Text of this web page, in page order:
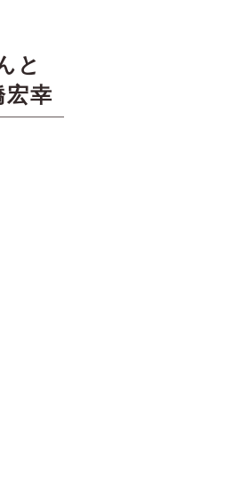
と
幸